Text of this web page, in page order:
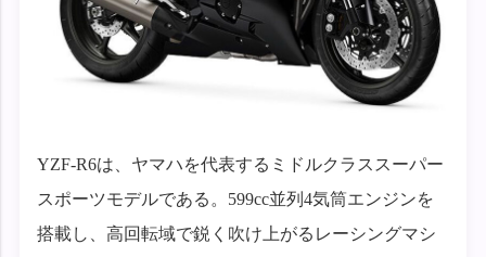
YZF-R6は、ヤマハを代表するミドルクラススーパー
スポーツモデルである。599cc並列4気筒エンジンを
搭載し、高回転域で鋭く吹け上がるレーシングマシ